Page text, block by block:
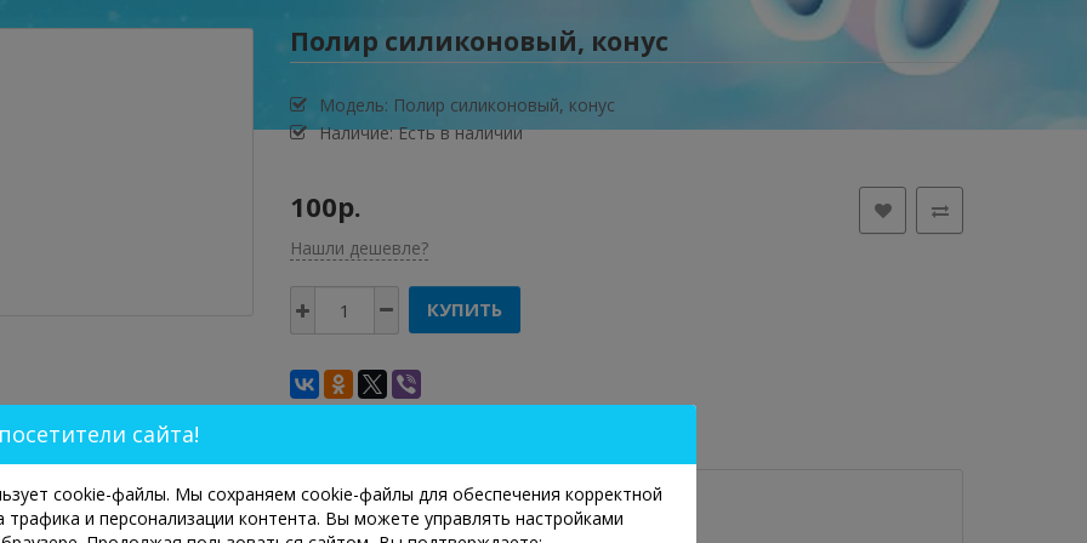
Полир силиконовый, конус
Модель: Полир силиконовый, конус
Наличие: Есть в наличии
100р.
Нашли дешевле?
КУПИТЬ
сайта!
cookie-файлы. Мы сохраняем cookie-файлы для обеспечения корректной
трафика и персонализации контента. Вы можете управлять настройками